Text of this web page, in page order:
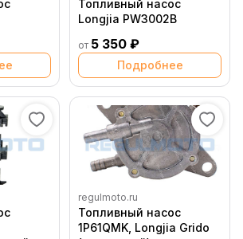
Топливный насос
Longjia PW3002B
от 5 350 ₽
Подробнее
regulmoto.ru
Топливный насос
1P61QMK, Longjia Grido